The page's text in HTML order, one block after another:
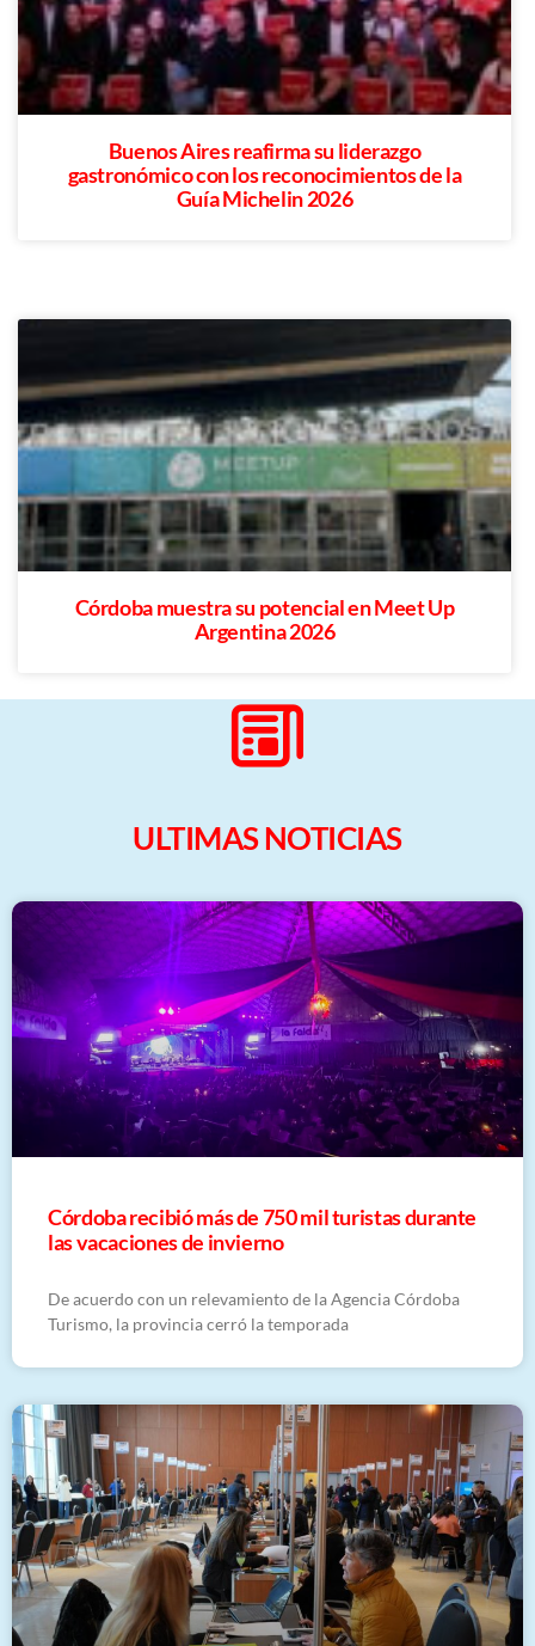
Buenos Aires reafirma su liderazgo
gastronómico con los reconocimientos de la
Guía Michelin 2026
Córdoba muestra su potencial en Meet Up
Argentina 2026
ULTIMAS NOTICIAS
Córdoba recibió más de 750 mil turistas durante
las vacaciones de invierno
De acuerdo con un relevamiento de la Agencia Córdoba
Turismo, la provincia cerró la temporada